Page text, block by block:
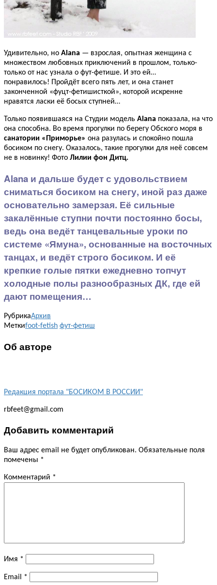
Удивительно, но Alana — взрослая, опытная женщина с
множеством любовных приключений в прошлом, только-
только от нас узнала о фут-фетише. И это ей…
понравилось! Пройдёт всего пять лет, и она станет
законченной «фуцт-фетишисткой», которой искренне
нравятся ласки её босых ступней…
Только появившаяся на Студии модель Alana показала, на что
она способна. Во время прогулки по берегу Обского моря в
санатории «Приморье» она разулась и спокойно пошла
босиком по снегу. Оказалось, такие прогулки для неё совсем
не в новинку! Фото Лилии фон Дитц.
Alana и дальше будет с удовольствием
сниматься босиком на снегу, иной раз даже
основательно замерзая. Её сильные
закалённые ступни почти постоянно босы,
ведь она ведёт танцевальные уроки по
системе «Ямуна», основанные на восточных
танцах, и ведёт строго босиком. И её
крепкие голые пятки ежедневно топчут
холодные полы разнообразных ДК, где ей
дают помещения…
РубрикаАрхив
Меткиfoot-fetish фут-фетиш
Об авторе
Редакция портала "БОСИКОМ В РОССИИ"
rbfeet@gmail.com
Добавить комментарий
Ваш адрес email не будет опубликован. Обязательные поля
помечены *
Комментарий *
Имя *
Email *